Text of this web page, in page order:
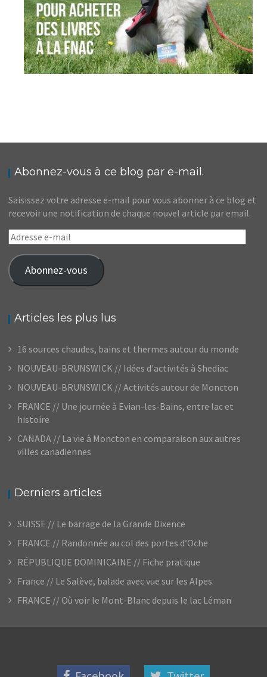
Abonnez-vous à ce blog par e-mail.
Saisissez votre adresse e-mail pour vous abonner à ce blog et
recevoir une notification de chaque nouvel article par email.
Adresse
e-
mail
Abonnez-vous
Articles les plus lus
16 sources chaudes, bains et thermes autour du monde
NOUVEAU-BRUNSWICK // Idées d'activités à Shediac
NOUVEAU-BRUNSWICK // Activités autour de Moncton
FRANCE // Une journée à Evian-les-Bains, entre lac et
histoire
CANADA // La vie à Moncton en comparaison aux autres
villes canadiennes
Derniers articles
SUISSE // Le barrage de la Grande Dixence
FRANCE // Randonnée au col des portes d’Oche
RÉPUBLIQUE DOMINICAINE // Fiche pratique
France // Le Salève, balade avec vue sur les Alpes
FRANCE // Où voir le Mont-Blanc depuis le lac Léman